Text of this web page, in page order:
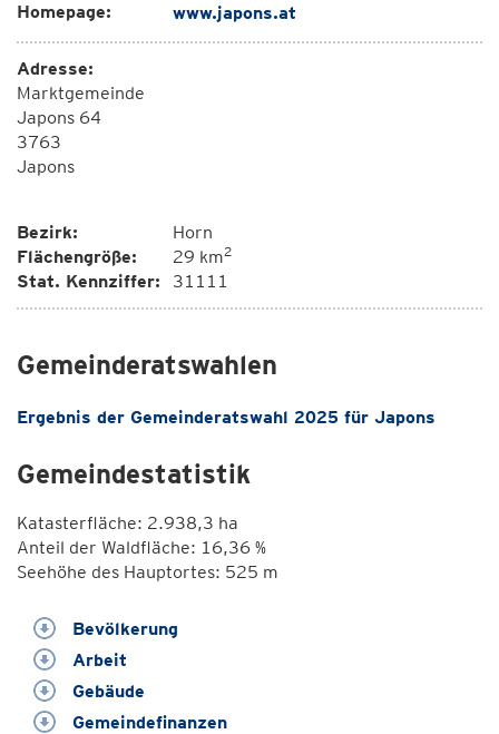
Homepage:
www.japons.at
Adresse:
Marktgemeinde
Japons 64
3763
Japons
Bezirk:
Horn
Flächengröße:
29 km2
Stat. Kennziffer: 31111
Gemeinderatswahlen
Ergebnis der Gemeinderatswahl 2025 für Japons
Gemeindestatistik
Katasterfläche: 2.938,3 ha
Anteil der Waldfläche: 16,36 %
Seehöhe des Hauptortes: 525 m
Bevölkerung
Arbeit
Gebäude
Gemeindefinanzen